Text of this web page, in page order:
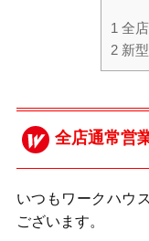
1 全
2新型
全店通常営
いつもワークハウ
ございます。